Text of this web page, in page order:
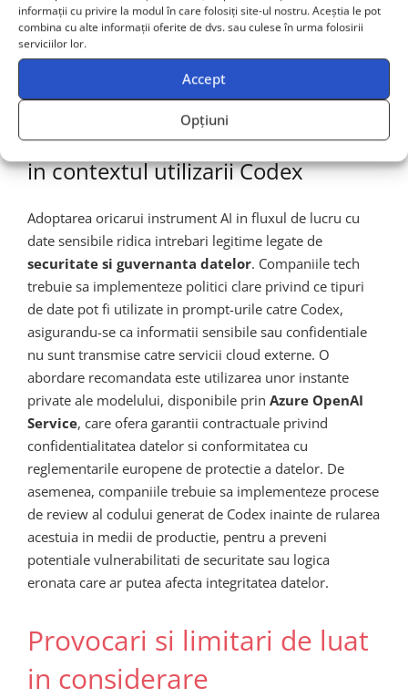
informații cu privire la modul în care folosiți site-ul nostru. Aceștia le pot
combina cu alte informații oferite de dvs. sau culese în urma folosirii
serviciilor lor.
Accept
Opțiuni
generarea automata a documentatiei tehnice pentru
modele, o etapa adesea neglijata dar esentiala pentru
guvernanta datelor si conformitatea cu reglementarile
Securitatea si guvernanta datelor
in contextul utilizarii Codex
Adoptarea oricarui instrument AI in fluxul de lucru cu
date sensibile ridica intrebari legitime legate de
securitate si guvernanta datelor. Companiile tech
trebuie sa implementeze politici clare privind ce tipuri
de date pot fi utilizate in prompt-urile catre Codex,
asigurandu-se ca informatii sensibile sau confidentiale
nu sunt transmise catre servicii cloud externe. O
abordare recomandata este utilizarea unor instante
private ale modelului, disponibile prin Azure OpenAI
Service, care ofera garantii contractuale privind
confidentialitatea datelor si conformitatea cu
reglementarile europene de protectie a datelor. De
asemenea, companiile trebuie sa implementeze procese
de review al codului generat de Codex inainte de rularea
acestuia in medii de productie, pentru a preveni
potentiale vulnerabilitati de securitate sau logica
eronata care ar putea afecta integritatea datelor.
Provocari si limitari de luat
in considerare